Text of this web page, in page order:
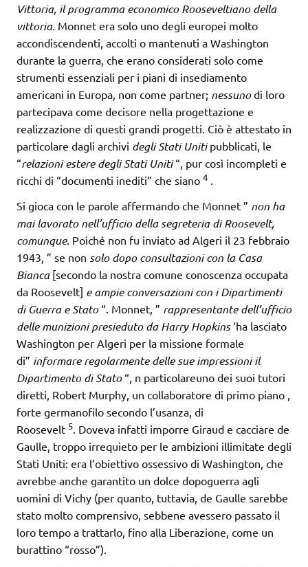
Vittoria, il programma economico Rooseveltiano della
vittoria. Monnet era solo uno degli europei molto
accondiscendenti, accolti o mantenuti a Washington
durante la guerra, che erano considerati solo come
strumenti essenziali per i piani di insediamento
americani in Europa, non come partner; nessunodi loro
partecipava come decisore nella progettazione e
realizzazione di questi grandi progetti. Ciò è attestato in
particolare dagli archivi degli Stati Unitipubblicati, le
“relazioni estere degli Stati Uniti“, pur così incompleti e
ricchi di “documenti inediti” che siano 4 .
Si gioca con le parole affermando che Monnet ” non ha
mai lavorato nell’ufficio della segreteria di Roosevelt,
comunque. Poiché non fu inviato ad Algeri il 23 febbraio
1943, ” se non solo dopo consultazioni con la Casa
Bianca[secondo la nostra comune conoscenza occupata
da Roosevelt] e ampie conversazioni con i Dipartimenti
di Guerra e Stato“. Monnet, ” rappresentante dell’ufficio
delle munizioni presieduto da Harry Hopkins‘ha lasciato
Washington per Algeri per la missione formale
di” informare regolarmente delle sue impressioni il
Dipartimento di Stato“, n particolareuno dei suoi tutori
diretti, Robert Murphy, un collaboratore di primo piano ,
forte germanofilo secondo l’usanza, di
Roosevelt 5. Doveva infatti imporre Giraud e cacciare de
Gaulle, troppo irrequieto per le ambizioni illimitate degli
Stati Uniti: era l’obiettivo ossessivo di Washington, che
avrebbe anche garantito un dolce dopoguerra agli
uomini di Vichy (per quanto, tuttavia, de Gaulle sarebbe
stato molto comprensivo, sebbene avessero passato il
loro tempo a trattarlo, fino alla Liberazione, come un
burattino “rosso”).